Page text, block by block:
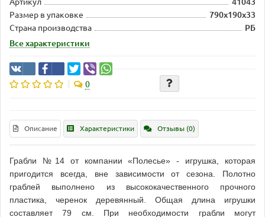
Размер в упаковке
790х190х33
Страна производства
РБ
Все характеристики
0
Описание Характеристики Отзывы (0)
Грабли №14 от компании «Полесье» - игрушка, которая
пригодится всегда, вне зависимости от сезона. Полотно
граблей выполнено из высококачественного прочного
пластика, черенок деревянный. Общая длина игрушки
составляет 79 см. При необходимости грабли могут